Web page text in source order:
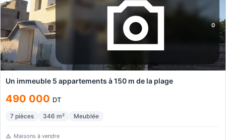
0
Un immeuble 5 appartements à 150 m de la plage
490 000 DT
7 pièces 346 m² Meublée
Maisons à vendre